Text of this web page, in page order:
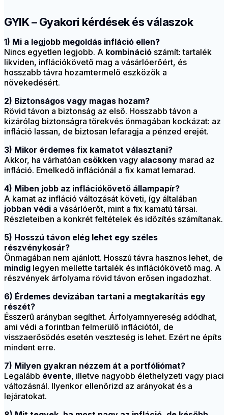
GYIK – Gyakori kérdések és válaszok
1) Mi a legjobb megoldás infláció ellen?
Nincs egyetlen legjobb. A kombináció számít: tartalék
likviden, inflációkövető mag a vásárlóerőért, és
hosszabb távra hozamtermelő eszközök a
növekedésért.
2) Biztonságos vagy magas hozam?
Rövid távon a biztonság az első. Hosszabb távon a
kizárólag biztonságra törekvés önmagában kockázat: az
infláció lassan, de biztosan lefaragja a pénzed erejét.
3) Mikor érdemes fix kamatot választani?
Akkor, ha várhatóan csökken vagy alacsony marad az
infláció. Emelkedő inflációnál a fix kamat lemarad.
4) Miben jobb az inflációkövető állampapír?
A kamat az infláció változását követi, így általában
jobban védi a vásárlóerőt, mint a fix kamatú társai.
Részleteiben a konkrét feltételek és időzítés számítanak.
5) Hosszú távon elég lehet egy széles
részvénykosár?
Önmagában nem ajánlott. Hosszú távra hasznos lehet, de
mindig legyen mellette tartalék és inflációkövető mag. A
részvények árfolyama rövid távon erősen ingadozhat.
6) Érdemes devizában tartani a megtakarítás egy
részét?
Ésszerű arányban segíthet. Árfolyamnyereség adódhat,
ami védi a forintban felmerülő inflációtól, de
visszaerősödés esetén veszteség is lehet. Ezért ne építs
mindent erre.
7) Milyen gyakran nézzem át a portfóliómat?
Legalább évente, illetve nagyobb élethelyzeti vagy piaci
változásnál. Ilyenkor ellenőrizd az arányokat és a
lejáratokat.